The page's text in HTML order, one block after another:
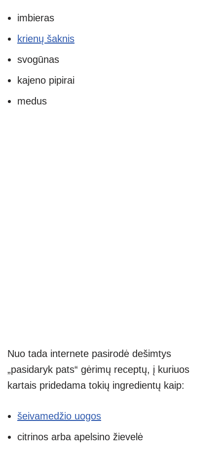
imbieras
krienų šaknis
svogūnas
kajeno pipirai
medus
Nuo tada internete pasirodė dešimtys
„pasidaryk pats“ gėrimų receptų, į kuriuos
kartais pridedama tokių ingredientų kaip:
šeivamedžio uogos
citrinos arba apelsino žievelė